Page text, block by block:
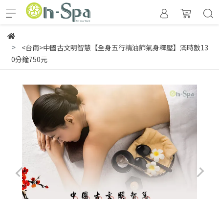
<台南>中國古文明智慧【全身五行精油節氣身釋壓】滿時數13
0分鐘750元